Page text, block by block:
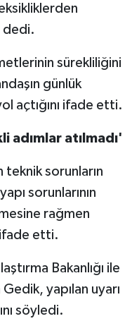
dedi.
sürekliliğini
günlük
açtığını ifade etti.
adımlar atılmadı'
teknik sorunların
sorunlarının
rağmen
ifade etti.
Bakanlığı ile
yapılan uyarı
söyledi.